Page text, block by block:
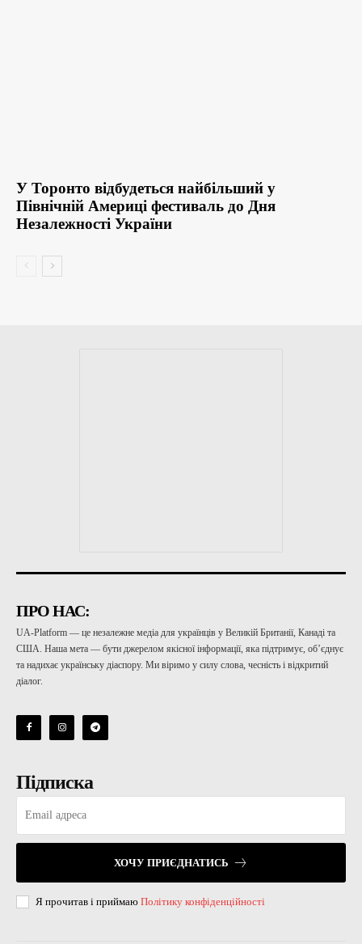
У Торонто відбудеться найбільший у
Північній Америці фестиваль до Дня
Незалежності України
ПРО НАС:
UA-Platform — це незалежне медіа для українців у Великій Британії, Канаді та
США. Наша мета — бути джерелом якісної інформації, яка підтримує, об’єднує
та надихає українську діаспору. Ми віримо у силу слова, чесність і відкритий
діалог.
Підписка
ХОЧУ ПРИЄДНАТИСЬ
Я прочитав і приймаю Політику конфіденційності